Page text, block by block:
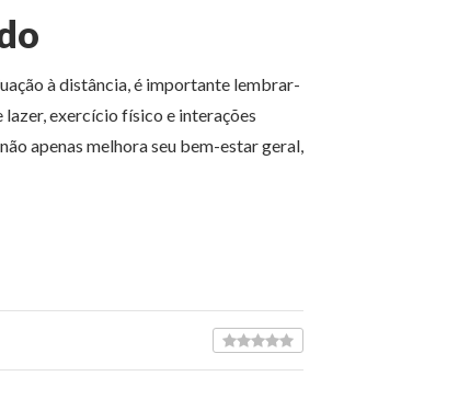
à distância, é importante lembrar-
exercício físico e interações
apenas melhora seu bem-estar geral,